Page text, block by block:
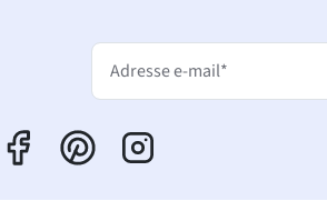
Adresse e-mail*